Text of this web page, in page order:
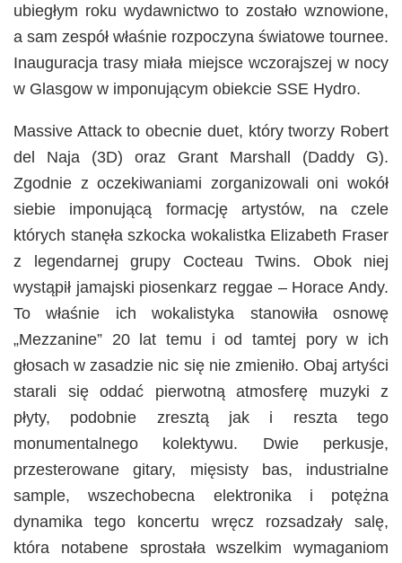
ubiegłym roku wydawnictwo to zostało wznowione,
a sam zespół właśnie rozpoczyna światowe tournee.
Inauguracja trasy miała miejsce wczorajszej w nocy
w Glasgow w imponującym obiekcie SSE Hydro.
Massive Attack to obecnie duet, który tworzy Robert
del Naja (3D) oraz Grant Marshall (Daddy G).
Zgodnie z oczekiwaniami zorganizowali oni wokół
siebie imponującą formację artystów, na czele
których stanęła szkocka wokalistka Elizabeth Fraser
z legendarnej grupy Cocteau Twins. Obok niej
wystąpił jamajski piosenkarz reggae – Horace Andy.
To właśnie ich wokalistyka stanowiła osnowę
„Mezzanine” 20 lat temu i od tamtej pory w ich
głosach w zasadzie nic się nie zmieniło. Obaj artyści
starali się oddać pierwotną atmosferę muzyki z
płyty, podobnie zresztą jak i reszta tego
monumentalnego kolektywu. Dwie perkusje,
przesterowane gitary, mięsisty bas, industrialne
sample, wszechobecna elektronika i potężna
dynamika tego koncertu wręcz rozsadzały salę,
która notabene sprostała wszelkim wymaganiom